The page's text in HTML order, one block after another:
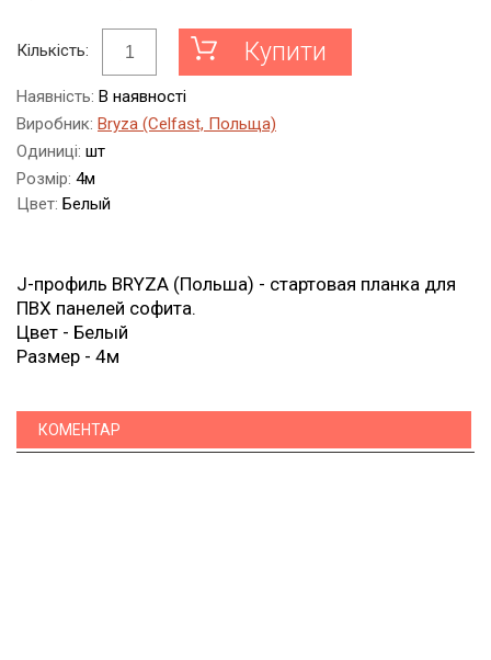
Кількість: Купити
Наявність: В наявності
Виробник: Bryza (Celfast, Польща)
Одиниці: шт
Розмір: 4м
Цвет: Белый
J-профиль BRYZA (Польша) - стартовая планка для
ПВХ панелей софита.
Цвет - Белый
Размер - 4м
КОМЕНТАР